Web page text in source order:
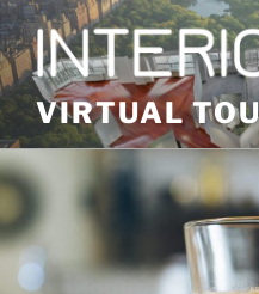
Skip
to
content
VIRTUAL